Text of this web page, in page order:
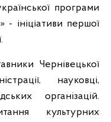
програми
- ініціативи першої
Чернівецької
науковці,
організацій.
культурних